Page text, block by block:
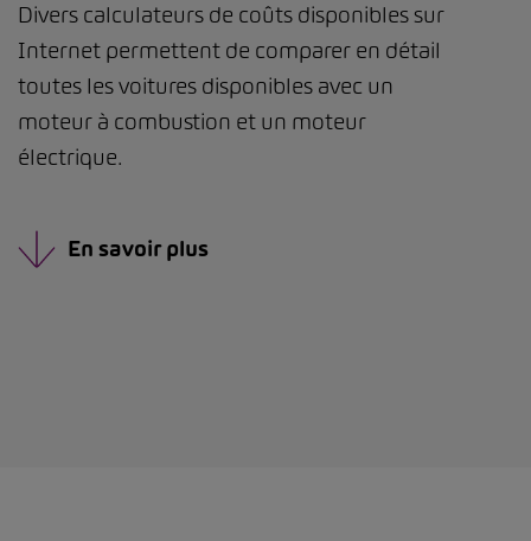
Divers calculateurs de coûts disponibles sur
Internet permettent de comparer en détail
toutes les voitures disponibles avec un
moteur à combustion et un moteur
électrique.
En savoir plus